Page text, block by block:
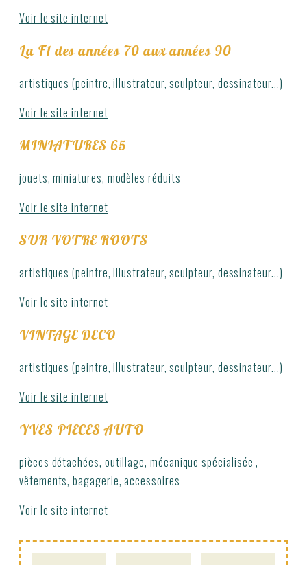
Voir le site internet
La F1 des années 70 aux années 90
artistiques (peintre, illustrateur, sculpteur, dessinateur...)
Voir le site internet
MINIATURES 65
jouets, miniatures, modèles réduits
Voir le site internet
SUR VOTRE ROOTS
artistiques (peintre, illustrateur, sculpteur, dessinateur...)
Voir le site internet
VINTAGE DECO
artistiques (peintre, illustrateur, sculpteur, dessinateur...)
Voir le site internet
YVES PIECES AUTO
pièces détachées, outillage, mécanique spécialisée ,
vêtements, bagagerie, accessoires
Voir le site internet